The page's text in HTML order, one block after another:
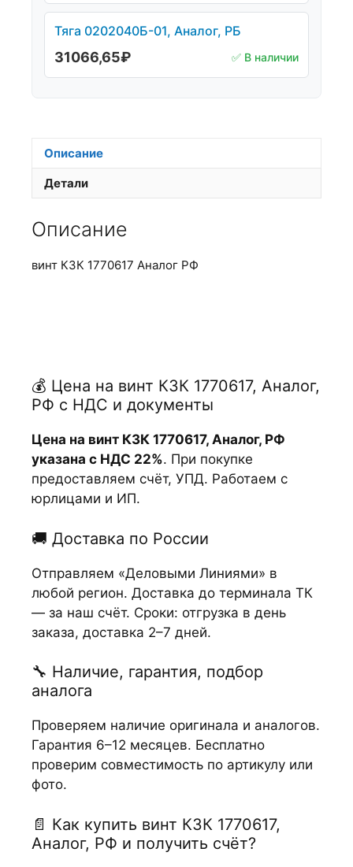
Тяга 0202040Б-01, Аналог, РБ
31066,65₽ ✅ В наличии
Описание
Детали
Описание
винт КЗК 1770617 Аналог РФ
💰 Цена на винт КЗК 1770617, Аналог,
РФ с НДС и документы
Цена на винт КЗК 1770617, Аналог, РФ
указана с НДС 22%. При покупке
предоставляем счёт, УПД. Работаем с
юрлицами и ИП.
🚚 Доставка по России
Отправляем «Деловыми Линиями» в
любой регион. Доставка до терминала ТК
— за наш счёт. Сроки: отгрузка в день
заказа, доставка 2–7 дней.
🔧 Наличие, гарантия, подбор
аналога
Проверяем наличие оригинала и аналогов.
Гарантия 6–12 месяцев. Бесплатно
проверим совместимость по артикулу или
фото.
📄 Как купить винт КЗК 1770617,
Аналог, РФ и получить счёт?